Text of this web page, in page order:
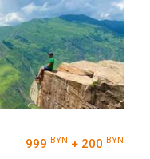
999 BYN + 200 BYN